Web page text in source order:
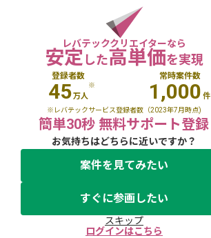
レバテッククリエイターなら
安定した高単価を実現
登録者数
45万人
※
常時案件数
1,000 件
※レバテックサービス登録者数（2023年7月時点)
簡単30秒 無料サポート登録
お気持ちはどちらに近いですか？
案件を見てみたい
すぐに参画したい
スキップ
ログインはこちら